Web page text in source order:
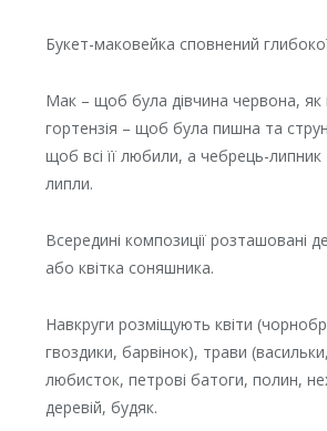
Букет-маковейка сповнений
Мак – щоб була дівчина червона, як
гортензія – щоб була пишна та
щоб всі її любили, а чебрець-
липли.
Всередині композиції розташовані
або квітка соняшника.
Навкруги розміщують квіти
гвоздики, барвінок), трави
любисток, петрові батоги, полин,
деревій, будяк.